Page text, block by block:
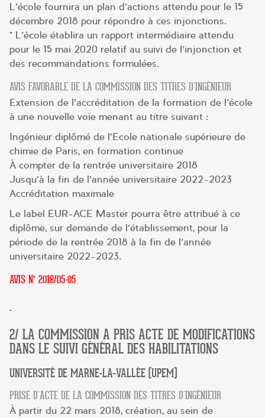
L’école fournira un plan d’actions attendu pour le 15
décembre 2018 pour répondre à ces injonctions.
* L’école établira un rapport intermédiaire attendu
pour le 15 mai 2020 relatif au suivi de l’injonction et
des recommandations formulées.
AVIS FAVORABLE DE LA COMMISSION DES TITRES D’INGÉNIEUR
Extension de l’accréditation de la formation de l’école
à une nouvelle voie menant au titre suivant :
Ingénieur diplômé de l’Ecole nationale supérieure de
chimie de Paris, en formation continue
À compter de la rentrée universitaire 2018
Jusqu’à la fin de l’année universitaire 2022-2023
Accréditation maximale
Le label EUR-ACE Master pourra être attribué à ce
diplôme, sur demande de l’établissement, pour la
période de la rentrée 2018 à la fin de l’année
universitaire 2022-2023.
AVIS N° 2018/05-05
.
2/ LA COMMISSION A PRIS ACTE DE MODIFICATIONS
DANS LE SUIVI GÉNÉRAL DES HABILITATIONS
UNIVERSITÉ DE MARNE-LA-VALLÉE (UPEM)
PRISE D’ACTE DE LA COMMISSION DES TITRES D’INGÉNIEUR
À partir du 22 mars 2018, création, au sein de